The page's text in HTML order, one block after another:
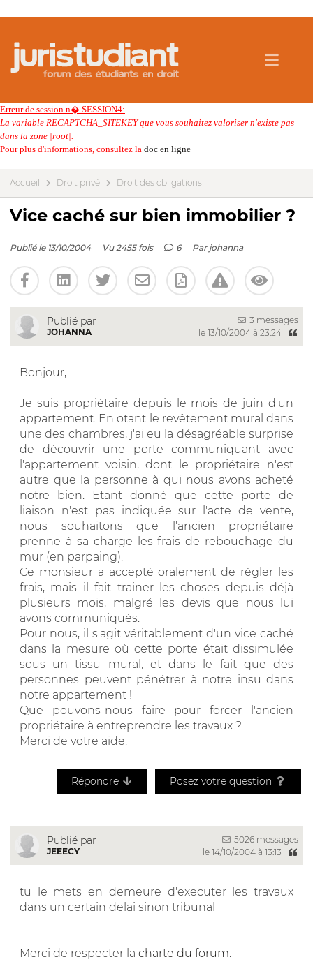
Erreur de session n� SESSION4:
La variable RECAPTCHA_SITEKEY que vous souhaitez valoriser n'existe pas
dans la zone |root|.
Pour plus d'informations, consultez la doc en ligne
Accueil Droit privé Droit des obligations
Vice caché sur bien immobilier ?
Publié le 13/10/2004 Vu 2455 fois 6 Par johanna
Publié par
JOHANNA
3 messages
le 13/10/2004 à 23:24
Bonjour,
Je suis propriétaire depuis le mois de juin d'un
appartement. En otant le revêtement mural dans
une des chambres, j'ai eu la désagréable surprise
de découvrir une porte communiquant avec
l'appartement voisin, dont le propriétaire n'est
autre que la personne à qui nous avons acheté
notre bien. Etant donné que cette porte de
liaison n'est pas indiquée sur l'acte de vente,
nous souhaitons que l'ancien propriétaire
prenne à sa charge les frais de rebouchage du
mur (en parpaing).
Ce monsieur a accepté oralement de régler les
frais, mais il fait trainer les choses depuis déjà
plusieurs mois, malgré les devis que nous lui
avons communiqués.
Pour nous, il s'agit véritablement d'un vice caché
dans la mesure où cette porte était dissimulée
sous un tissu mural, et dans le fait que des
personnes peuvent pénétrer à notre insu dans
notre appartement !
Que pouvons-nous faire pour forcer l'ancien
propriétaire à entreprendre les travaux ?
Merci de votre aide.
Répondre Posez votre question
Publié par
JEEECY
5026 messages
le 14/10/2004 à 13:13
tu le mets en demeure d'executer les travaux
dans un certain delai sinon tribunal
Merci de respecter la charte du forum